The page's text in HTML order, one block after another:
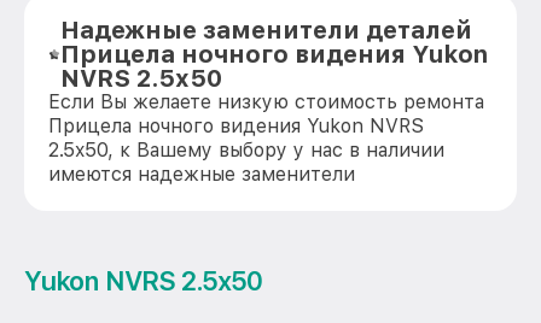
Надежные заменители деталей
Прицела ночного видения Yukon
NVRS 2.5x50
Если Вы желаете низкую стоимость ремонта
Прицела ночного видения Yukon NVRS
2.5x50, к Вашему выбору у нас в наличии
имеются надежные заменители
Yukon NVRS 2.5x50